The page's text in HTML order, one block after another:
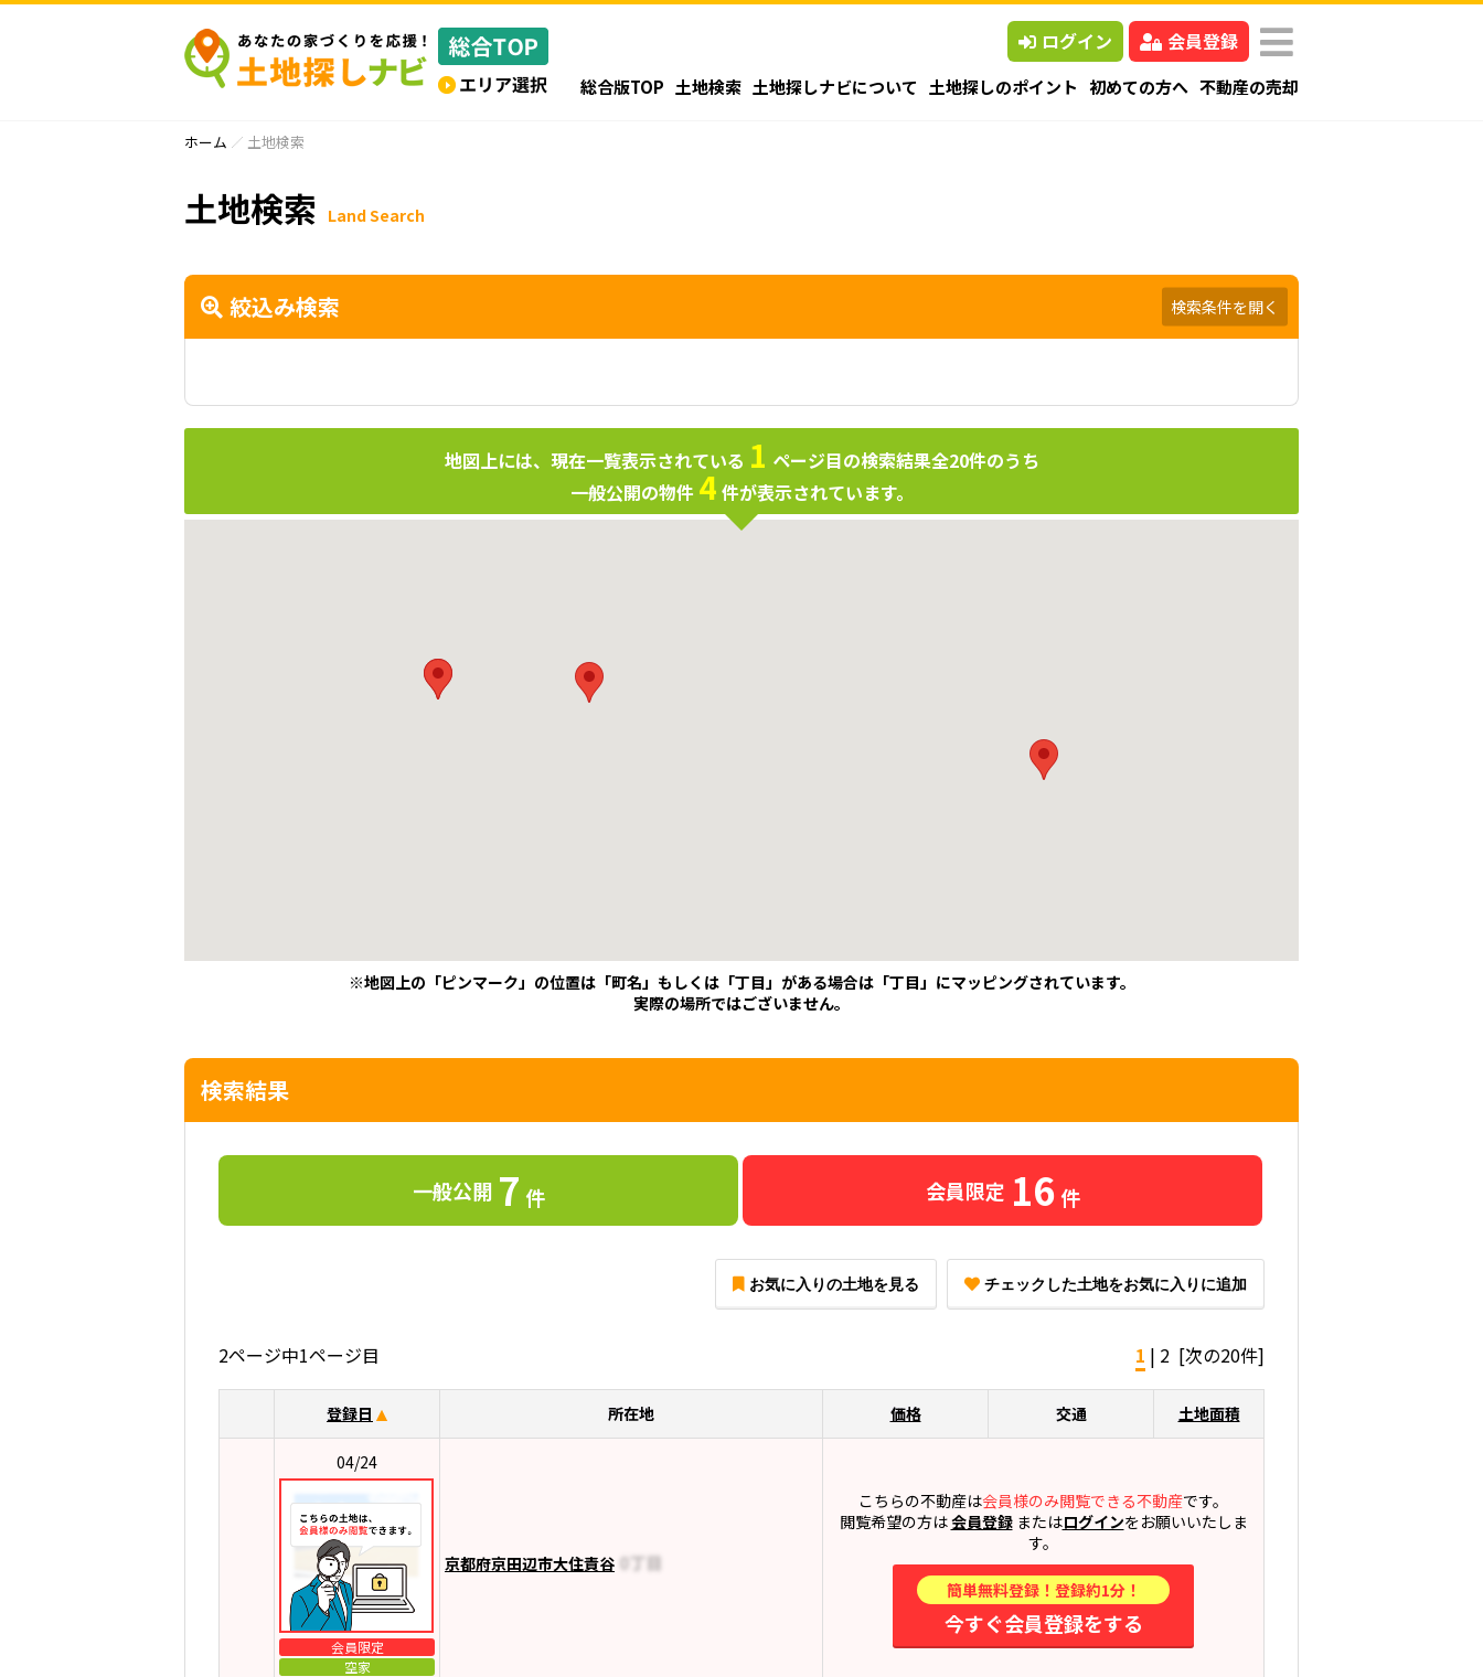
ログイン 会員登録
総合版TOP 土地検索 土地探しナビについて 土地探しのポイント 初めての方へ 不動産の売却
ホーム 土地検索
土地検索 Land Search
絞込み検索 検索条件を開く
地図上には、現在一覧表示されている 1 ページ目の検索結果全20件のうち
一般公開の物件 4 件が表示されています。
※地図上の「ピンマーク」の位置は「町名」もしくは「丁目」がある場合は「丁目」にマッピングされています。
実際の場所ではございません。
検索結果
一般公開 7 件 会員限定 16 件
お気に入りの土地を見る チェックした土地をお気に入りに追加
2ページ中1ページ目 1 | 2 [次の20件]
登録日 所在地 価格 交通 土地面積
04/24
会員限定
空家
京都府京田辺市大住責谷
こちらの不動産は会員様のみ閲覧できる不動産です。
閲覧希望の方は会員登録またはログインをお願いいたしま
す。
簡単無料登録！登録約1分！
今すぐ会員登録をする